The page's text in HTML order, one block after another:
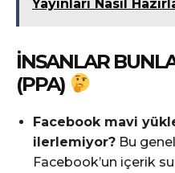
Yayınları Nasıl
İNSANLAR
(PPA)
Facebook mavi
ilerlemiyor? Bu
Facebook’un içerik